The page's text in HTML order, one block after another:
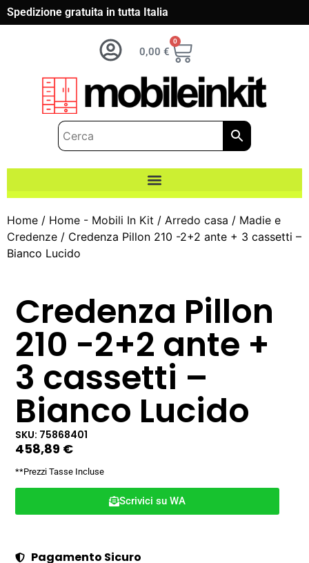
Spedizione gratuita in tutta Italia
0,00 €
0
Home / Home - Mobili In Kit / Arredo casa / Madie e
Credenze / Credenza Pillon 210 -2+2 ante + 3 cassetti –
Bianco Lucido
Credenza Pillon
210 -2+2 ante +
3 cassetti –
Bianco Lucido
SKU: 75868401
458,89 €
**Prezzi Tasse Incluse
Scrivici su WA
Pagamento Sicuro